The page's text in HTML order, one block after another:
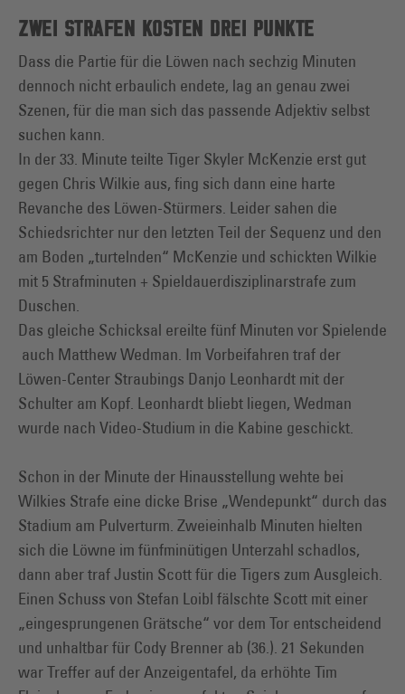
ZWEI STRAFEN KOSTEN DREI PUNKTE
Dass die Partie für die Löwen nach sechzig Minuten
dennoch nicht erbaulich endete, lag an genau zwei
Szenen, für die man sich das passende Adjektiv selbst
suchen kann.
In der 33. Minute teilte Tiger Skyler McKenzie erst gut
gegen Chris Wilkie aus, fing sich dann eine harte
Revanche des Löwen-Stürmers. Leider sahen die
Schiedsrichter nur den letzten Teil der Sequenz und den
am Boden „turtelnden“ McKenzie und schickten Wilkie
mit 5 Strafminuten + Spieldauerdisziplinarstrafe zum
Duschen.
Das gleiche Schicksal ereilte fünf Minuten vor Spielende
auch Matthew Wedman. Im Vorbeifahren traf der
Löwen-Center Straubings Danjo Leonhardt mit der
Schulter am Kopf. Leonhardt bliebt liegen, Wedman
wurde nach Video-Studium in die Kabine geschickt.
Schon in der Minute der Hinausstellung wehte bei
Wilkies Strafe eine dicke Brise „Wendepunkt“ durch das
Stadium am Pulverturm. Zweieinhalb Minuten hielten
sich die Löwne im fünfminütigen Unterzahl schadlos,
dann aber traf Justin Scott für die Tigers zum Ausgleich.
Einen Schuss von Stefan Loibl fälschte Scott mit einer
„eingesprungenen Grätsche“ vor dem Tor entscheidend
und unhaltbar für Cody Brenner ab (36.). 21 Sekunden
war Treffer auf der Anzeigentafel, da erhöhte Tim